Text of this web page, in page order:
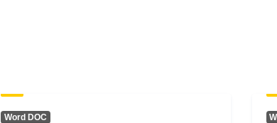
Word DOC